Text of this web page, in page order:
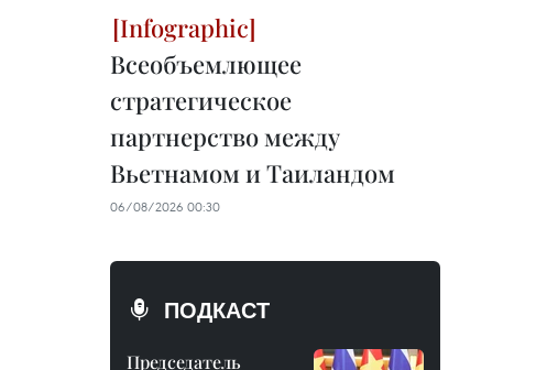
Всеобъемлющее
стратегическое
партнерство между
Вьетнамом и Таиландом
06/08/2026 00:30
ПОДКАСТ
Председатель